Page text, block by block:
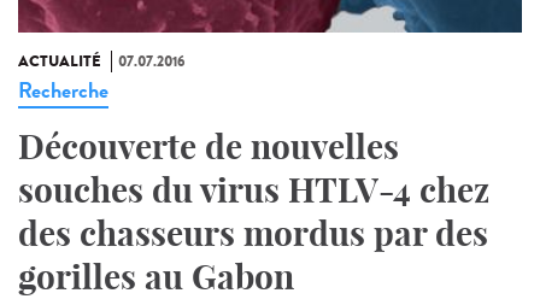
ACTUALITÉ 07.07.2016
Recherche
Découverte de nouvelles
souches du virus HTLV-4 chez
des chasseurs mordus par des
gorilles au Gabon